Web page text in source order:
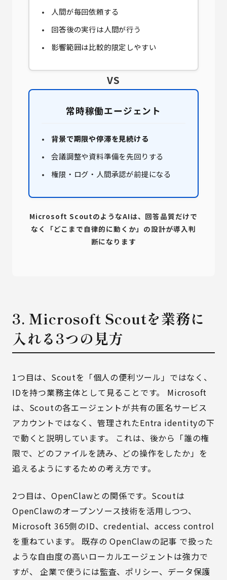
人間が毎回依頼する
回答後の実行は人間が行う
影響範囲は比較的限定しやすい
VS
常時稼働エージェント
背景で期限や停滞を見続ける
会議調整や資料準備を先回りする
権限・ログ・人間承認が前提になる
Microsoft ScoutのようなAIは、回答品質だけで
なく「どこまで自律的に動くか」の設計が導入判
断になります
3. Microsoft Scoutを業務に
入れる3つの見方
1つ目は、Scoutを「個人の便利ツール」ではなく、
IDを持つ業務主体として見ることです。 Microsoft
は、Scoutの各エージェントが共有の匿名サービス
アカウントではなく、管理されたEntra identityの下
で動くと説明しています。 これは、後から「誰の権
限で、どのファイルを読み、どの操作をしたか」を
追えるようにするための考え方です。
2つ目は、OpenClawとの関係です。Scoutは
OpenClawのオープンソース技術を活用しつつ、
Microsoft 365側のID、credential、access control
を重ねています。 既存のOpenClawの記事 で扱った
ような自由度の高いローカルエージェントは強力で
すが、 企業で使うには監査、ポリシー、データ保護